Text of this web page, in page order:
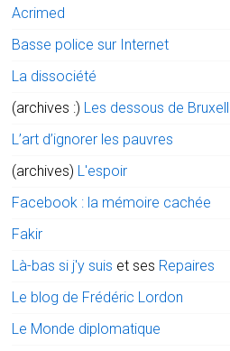
Acrimed
Basse police sur Internet
La dissociété
(archives :) Les dessous de
L’art d’ignorer les pauvres
(archives) L'espoir
Facebook : la mémoire cachée
Fakir
Là-bas si j'y suis et ses Repaires
Le blog de Frédéric Lordon
Le Monde diplomatique